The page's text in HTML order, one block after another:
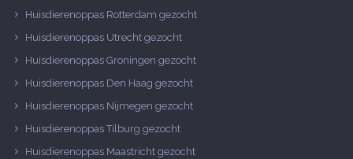
Huisdierenoppas Rotterdam gezocht
Huisdierenoppas Utrecht gezocht
Huisdierenoppas Groningen gezocht
Huisdierenoppas Den Haag gezocht
Huisdierenoppas Nijmegen gezocht
Huisdierenoppas Tilburg gezocht
Huisdierenoppas Maastricht gezocht